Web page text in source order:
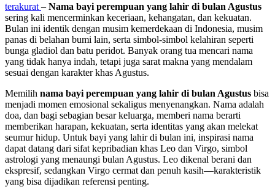
terakurat – Nama bayi perempuan yang lahir di bulan Agustus
sering kali mencerminkan keceriaan, kehangatan, dan kekuatan.
Bulan ini identik dengan musim kemerdekaan di Indonesia, musim
panas di belahan bumi lain, serta simbol-simbol kelahiran seperti
bunga gladiol dan batu peridot. Banyak orang tua mencari nama
yang tidak hanya indah, tetapi juga sarat makna yang mendalam
sesuai dengan karakter khas Agustus.
Memilih nama bayi perempuan yang lahir di bulan Agustus bisa
menjadi momen emosional sekaligus menyenangkan. Nama adalah
doa, dan bagi sebagian besar keluarga, memberi nama berarti
memberikan harapan, kekuatan, serta identitas yang akan melekat
seumur hidup. Untuk bayi yang lahir di bulan ini, inspirasi nama
dapat datang dari sifat kepribadian khas Leo dan Virgo, simbol
astrologi yang menaungi bulan Agustus. Leo dikenal berani dan
ekspresif, sedangkan Virgo cermat dan penuh kasih—karakteristik
yang bisa dijadikan referensi penting.